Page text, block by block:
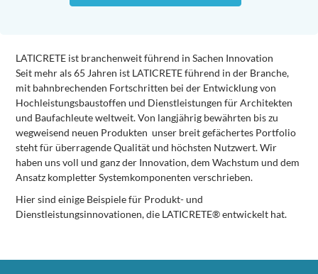
LATICRETE ist branchenweit führend in Sachen Innovation
Seit mehr als 65 Jahren ist LATICRETE führend in der Branche,
mit bahnbrechenden Fortschritten bei der Entwicklung von
Hochleistungsbaustoffen und Dienstleistungen für Architekten
und Baufachleute weltweit. Von langjährig bewährten bis zu
wegweisend neuen Produkten unser breit gefächertes Portfolio
steht für überragende Qualität und höchsten Nutzwert. Wir
haben uns voll und ganz der Innovation, dem Wachstum und dem
Ansatz kompletter Systemkomponenten verschrieben.
Hier sind einige Beispiele für Produkt- und
Dienstleistungsinnovationen, die LATICRETE® entwickelt hat.